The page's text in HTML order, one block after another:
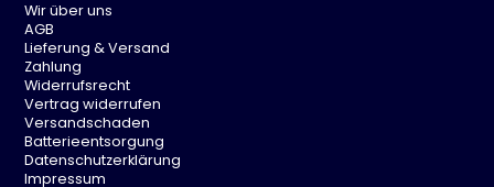
Wir über uns
AGB
Lieferung & Versand
Zahlung
Widerrufsrecht
Vertrag widerrufen
Versandschaden
Batterieentsorgung
Datenschutzerklärung
Impressum